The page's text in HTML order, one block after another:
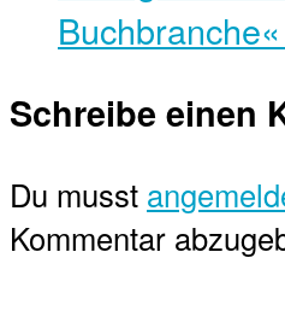
Buchbranche«
Schreibe einen
Du musst
Kommentar